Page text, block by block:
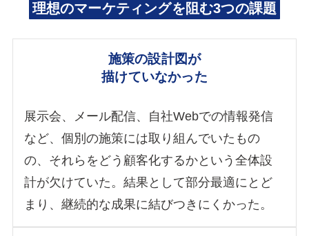
理想のマーケティングを阻む3つの課題
施策の設計図が
描けていなかった
展示会、メール配信、自社Webでの情報発信
など、個別の施策には取り組んでいたもの
の、それらをどう顧客化するかという全体設
計が欠けていた。結果として部分最適にとど
まり、継続的な成果に結びつきにくかった。